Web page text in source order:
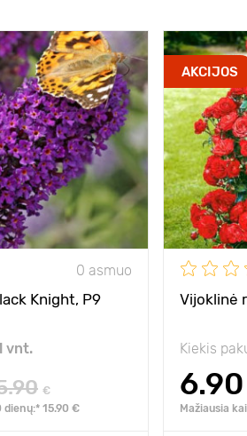
0 asmuo
Knight, P9
vnt.
€
dienų:* 15.90 €
AKCIJOS
Vijoklinė
Kiekis
6.90
Mažiausia